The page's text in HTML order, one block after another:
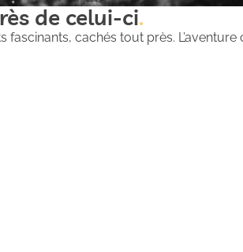
de celui-ci
cachés tout près.